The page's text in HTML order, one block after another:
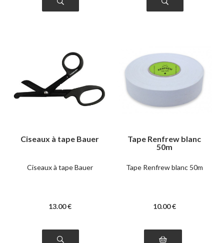
Ciseaux à tape Bauer
Ciseaux à tape Bauer
13.00 €
Tape Renfrew blanc
50m
Tape Renfrew blanc 50m
10.00 €